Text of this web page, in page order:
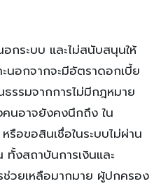
อกระบบ และไม่สนับสนุนให้
ะนอกจากจะมีอัตราดอกเบี้ย
รรมจากการไม่มีกฎหมาย
อาจยังคงนึกถึง ใน
อขอสินเชื่อในระบบไม่ผ่าน
งสถาบันการเงินและ
วยเหลือมากมาย ผู้ปกครอง